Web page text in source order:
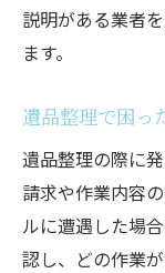
説明がある業者
ます。
遺品整理で困っ
遺品整理の際に
請求や作業内容
ルに遭遇した場
認し、どの作業